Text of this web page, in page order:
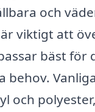
och
viktigt att
bäst för
behov.
och